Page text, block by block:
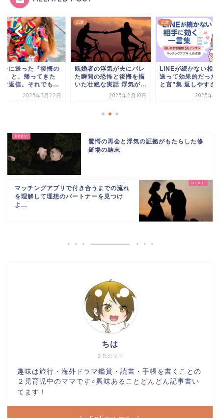
者の浮気が夫にバレ
間の恐怖と後悔を描
壮絶な実話 浮気が...
2025年2月10日
恋愛
LINEが続かない相手に
送って効果的だった“ひ
と言”集 返しやすさ...
2025年8月11日
恋愛
元カレに送った『後
LINE』と、帰って
ような返信。それで
2025年3
驚愕の再会と浮気の証拠がもたらした修
羅場の結末
マッチングアプリで付き合うまでの流れ
を理解して理想のパートナーを見つけ
よ...
２児のママ
ちは
趣味は旅行・海外ドラマ鑑賞・読書・手帳を書くことの
２児育児中のママです⭐️興味あることどんどん記事書い
てます！